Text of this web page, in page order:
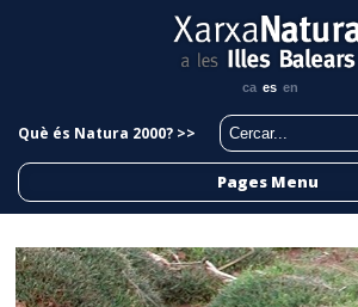
ca es en
Què és Natura 2000? >>
Pages Menu